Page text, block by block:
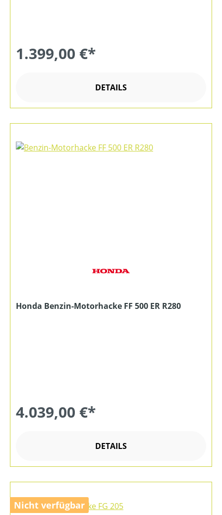
1.399,00 €*
DETAILS
Honda Benzin-Motorhacke FF 500 ER R280
4.039,00 €*
DETAILS
Nicht verfügbar